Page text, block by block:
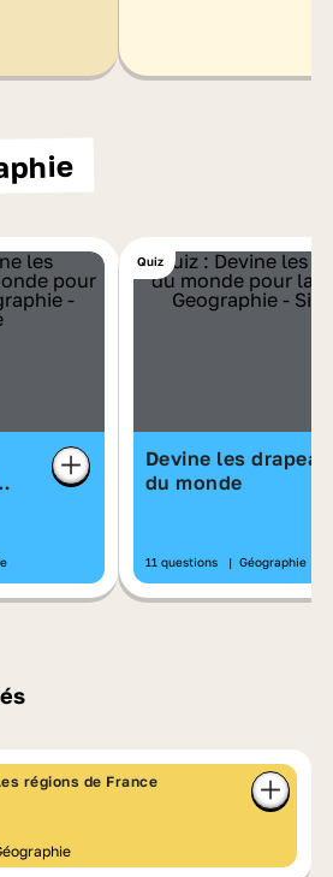
Quiz
Devine les
du monde
11 questions | Géographie
régions de France